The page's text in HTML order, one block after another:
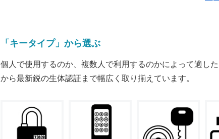
「キータイプ」から選ぶ
個人で使用するのか、複数人で利用するのかによって適し
から最新鋭の生体認証まで幅広く取り揃えています。